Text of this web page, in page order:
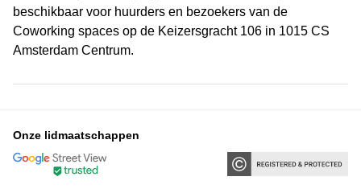
beschikbaar voor huurders en bezoekers van de
Coworking spaces op de Keizersgracht 106 in 1015 CS
Amsterdam Centrum.
Onze lidmaatschappen